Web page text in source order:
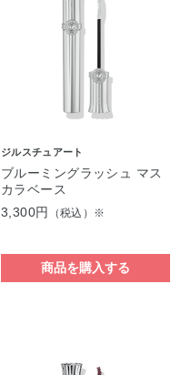
ジルスチュアート
ブルーミングラッシュ マス
カラベース
3,300円
（税込）※
商品を購入する